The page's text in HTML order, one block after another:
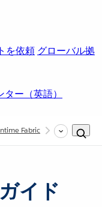
を依頼 グローバル拠
ー（英語）
Fabric Kubernetes
イド